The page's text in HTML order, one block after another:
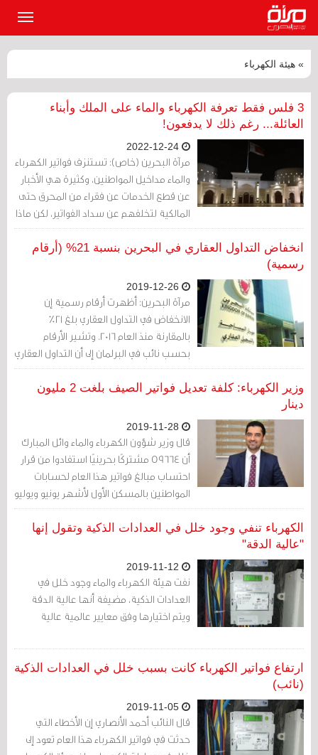
» هيئة الكهرباء
3 فلس فقط تعرفة الكهرباء والماء على الملك وأبناء
العائلة... رغم ذلك لا يدفعون!
مرآة البحرين (خاص): تستنزف فواتير الكهرباء
والماء مداخيل المواطنين، وكثيرة هي الأخبار
عن قطع الخدمات عن فقراء من المحرق حتى
المالكية لتخلفهم عن سداد الفواتير، لكن ماذا
عن كبار العائلة القابضة، بأي تعرفة يُحاسبون
وهل تُقطع عنهم الخدمات؟ انخفاض التداول العقاري في البحرين بنسبة 21% (أرقام
رسمية)
مرآة البحرين: أظهرت أرقام رسمية إن
الانخفاض في التداول العقاري بلغ 21٪
بالمقارنة منذ العام 2016. وتشير الأرقام
بحسب نائب في البرلمان إلى أن التداول العقاري
انخفض بمقدار 115 مليون دينار.
وزير الكهرباء: كلفة تعديل فواتير الصيف بلغت 2 مليون
دينار
قال وزير شؤون الكهرباء والماء وائل المبارك
أن 59664 مشتركًا بحرينيًا استفادوا من قرار
احتساب مبالغ فواتير هذا العام لحسابات
المواطنين بالمسكن الأول لأشهر يونيو ويوليو
وأغسطس، وكان استهلاكهم العام الحالي أكثر
من العام الماضي، وقد بلغت كلفة التعديل
بحريني، وشملت التعديلات جميع المشتركين
من تقدم منهم بشكوى ومن لم يتقدم
الكهرباء تنفي وجود خلل في العدادات الذكية وتقول إنها
"عالية الدقة"
نفت هيئة الكهرباء والماء وجود خلل في
العدادات الذكية، مضيفة أنها عالية الدقة
ويتم اختيارها وفق معايير عالمية عالية
ارتفاع فواتير الكهرباء كانت بسبب خلل في العدادات الذكية
(نائب)
قال النائب أحمد الأنصاري إن الأخطاء التي
حدثت في فواتير الكهرباء هذا العام تعود إلى